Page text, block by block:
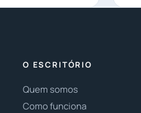
O ESCRITÓRIO
Quem somos
Como funciona